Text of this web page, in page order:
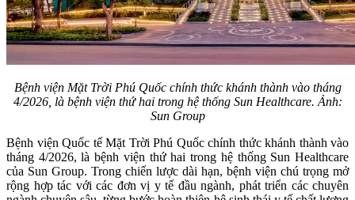
Bệnh viện Mặt Trời Phú Quốc chính thức khánh thành vào tháng
4/2026, là bệnh viện thứ hai trong hệ thống Sun Healthcare. Ảnh:
Sun Group
Bệnh viện Quốc tế Mặt Trời Phú Quốc chính thức khánh thành vào
tháng 4/2026, là bệnh viện thứ hai trong hệ thống Sun Healthcare
của Sun Group. Trong chiến lược dài hạn, bệnh viện chú trọng mở
rộng hợp tác với các đơn vị y tế đầu ngành, phát triển các chuyên